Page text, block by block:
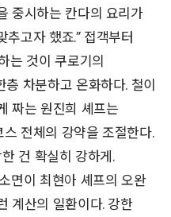
중시하는 칸다의 요리가
고자 했죠.” 접객부터
는 것이 쿠로기의
차분하고 온화하다. 철이
짜는 원진희 셰프는
전체의 강약을 조절한다.
건 확실히 강하게.
면이 최현아 셰프의 오완
계산의 일환이다. 강한